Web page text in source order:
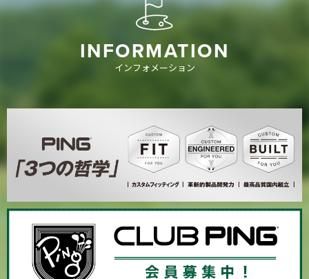
INFORMATION
インフォメーション